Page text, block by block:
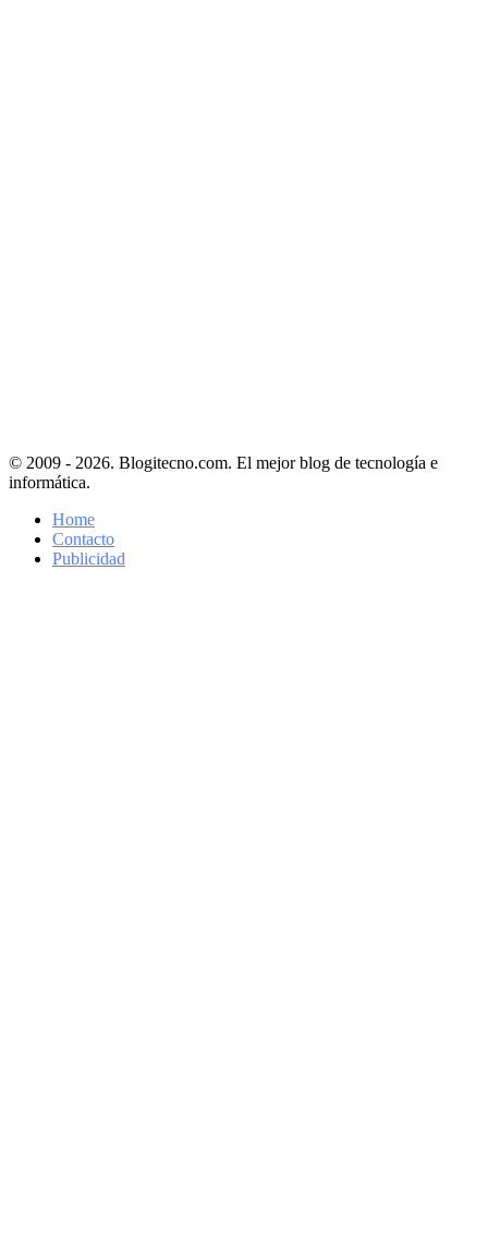
© 2009 - 2026. Blogitecno.com. El mejor blog de tecnología e
informática.
Home
Contacto
Publicidad